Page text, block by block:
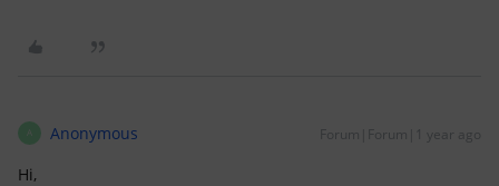
A Anonymous Forum|Forum|1 year ago
Hi,